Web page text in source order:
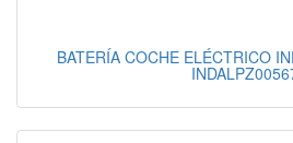
BATERÍA COCHE ELÉCTRICO